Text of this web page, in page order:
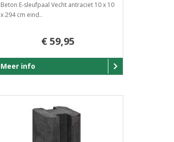
Beton E-sleufpaal Vecht antraciet 10 x 10
x 294 cm eind..
€ 59,95
Meer info